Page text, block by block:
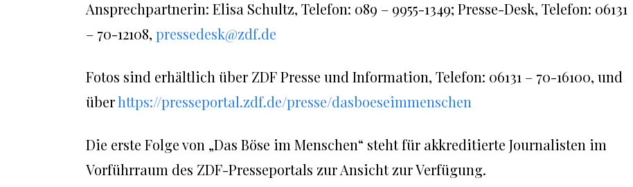
Ansprechpartnerin: Elisa Schultz, Telefon: 089 – 9955-1349; Presse-Desk, Telefon: 06131
– 70-12108, pressedesk@zdf.de
Fotos sind erhältlich über ZDF Presse und Information, Telefon: 06131 – 70-16100, und
überhttps://presseportal.zdf.de/presse/dasboeseimmenschen
Die erste Folge von „Das Böse im Menschen“ steht für akkreditierte Journalisten im
Vorführraum des ZDF-Presseportals zur Ansicht zur Verfügung.